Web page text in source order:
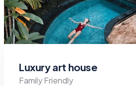
Luxury art house
Family Friendly